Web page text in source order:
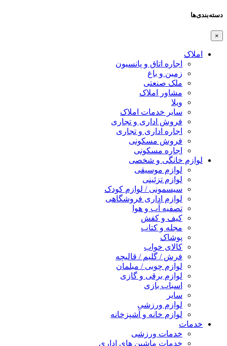
دسته‌بندی‌ها
×
املاک
اجاره اتاق و پانسیون
زمین و باغ
ملک صنعتی
مشاور املاک
ویلا
سایر خدمات املاک
فروش اداری و تجاری
اجاره اداری و تجاری
فروش مسکونی
اجاره مسکونی
لوازم خانگی و شخصی
لوازم موسیقی
لوازم تزئینی
سیسمونی / لوازم کودک
لوازم اداری فروشگاهی
تصفیه آب و هوا
کیف و کفش
مجله و کتاب
پوشاک
کالای خواب
فرش / گلیم / قالیچه
لوازم چوبی / مبلمان
لوازم برقی و گازی
اسباب بازی
سایر
لوازم ورزشی
لوازم خانه و آشپزخانه
خدمات
خدمات ورزشی
خدمات ماشین های اداری